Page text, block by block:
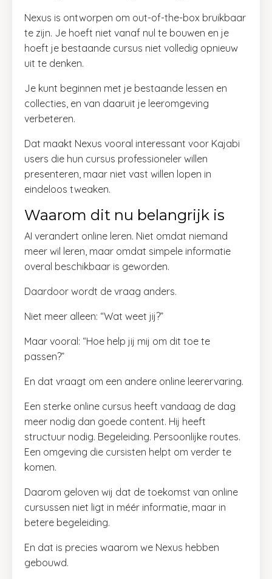
Nexus is ontworpen om out-of-the-box bruikbaar
te zijn. Je hoeft niet vanaf nul te bouwen en je
hoeft je bestaande cursus niet volledig opnieuw
uit te denken.
Je kunt beginnen met je bestaande lessen en
collecties, en van daaruit je leeromgeving
verbeteren.
Dat maakt Nexus vooral interessant voor Kajabi
users die hun cursus professioneler willen
presenteren, maar niet vast willen lopen in
eindeloos tweaken.
Waarom dit nu belangrijk is
AI verandert online leren. Niet omdat niemand
meer wil leren, maar omdat simpele informatie
overal beschikbaar is geworden.
Daardoor wordt de vraag anders.
Niet meer alleen: “Wat weet jij?”
Maar vooral: “Hoe help jij mij om dit toe te
passen?”
En dat vraagt om een andere online leerervaring.
Een sterke online cursus heeft vandaag de dag
meer nodig dan goede content. Hij heeft
structuur nodig. Begeleiding. Persoonlijke routes.
Een omgeving die cursisten helpt om verder te
komen.
Daarom geloven wij dat de toekomst van online
cursussen niet ligt in méér informatie, maar in
betere begeleiding.
En dat is precies waarom we Nexus hebben
gebouwd.